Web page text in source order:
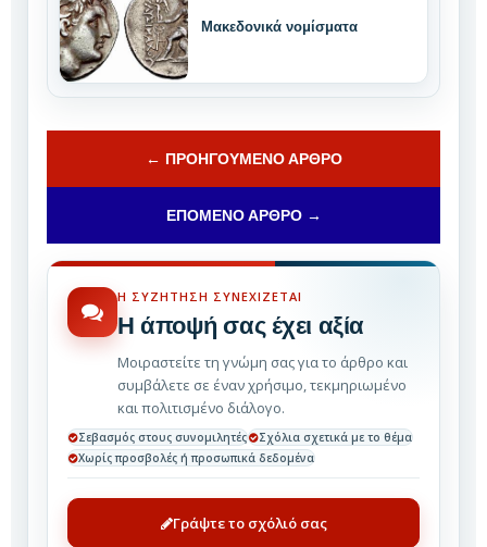
Μακεδονικά νομίσματα
← ΠΡΟΗΓΟΎΜΕΝΟ ΆΡΘΡΟ
ΕΠΌΜΕΝΟ ΆΡΘΡΟ →
Η ΣΥΖΉΤΗΣΗ ΣΥΝΕΧΊΖΕΤΑΙ
Η άποψή σας έχει αξία
Μοιραστείτε τη γνώμη σας για το άρθρο και
συμβάλετε σε έναν χρήσιμο, τεκμηριωμένο
και πολιτισμένο διάλογο.
Σεβασμός στους συνομιλητές
Σχόλια σχετικά με το θέμα
Χωρίς προσβολές ή προσωπικά δεδομένα
Γράψτε το σχόλιό σας